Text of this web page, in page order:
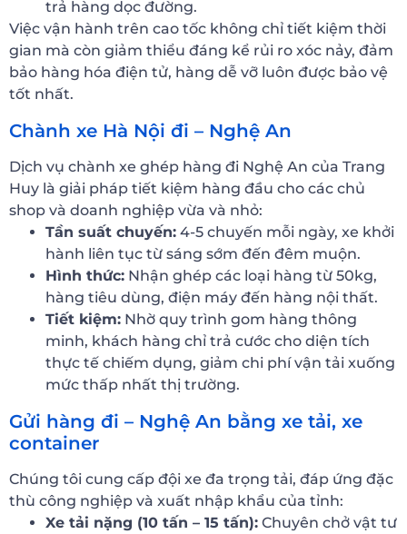
trả hàng dọc đường.
Việc vận hành trên cao tốc không chỉ tiết kiệm thời
gian mà còn giảm thiểu đáng kể rủi ro xóc nảy, đảm
bảo hàng hóa điện tử, hàng dễ vỡ luôn được bảo vệ
tốt nhất.
Chành xe Hà Nội đi – Nghệ An
Dịch vụ chành xe ghép hàng đi Nghệ An của Trang
Huy là giải pháp tiết kiệm hàng đầu cho các chủ
shop và doanh nghiệp vừa và nhỏ:
Tần suất chuyến: 4-5 chuyến mỗi ngày, xe khởi
hành liên tục từ sáng sớm đến đêm muộn.
Hình thức: Nhận ghép các loại hàng từ 50kg,
hàng tiêu dùng, điện máy đến hàng nội thất.
Tiết kiệm: Nhờ quy trình gom hàng thông
minh, khách hàng chỉ trả cước cho diện tích
thực tế chiếm dụng, giảm chi phí vận tải xuống
mức thấp nhất thị trường.
Gửi hàng đi – Nghệ An bằng xe tải, xe
container
Chúng tôi cung cấp đội xe đa trọng tải, đáp ứng đặc
thù công nghiệp và xuất nhập khẩu của tỉnh:
Xe tải nặng (10 tấn – 15 tấn): Chuyên chở vật tư